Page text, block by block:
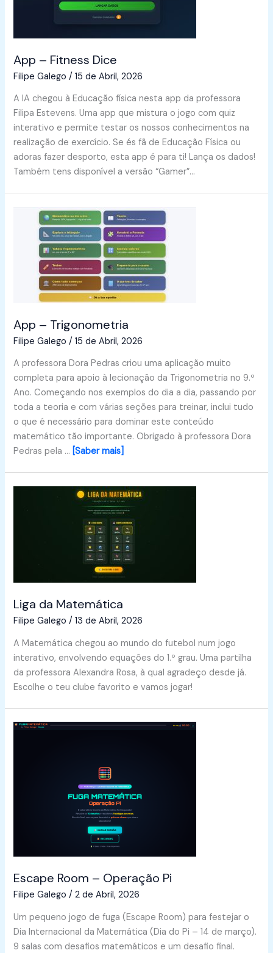
App – Fitness Dice
Filipe Galego/15 de Abril, 2026
A IA chegou à Educação física nesta app da professora
Filipa Estevens. Uma app que mistura o jogo com quiz
interativo e permite testar os nossos conhecimentos na
realização de exercício. Se és fã de Educação Física ou
adoras fazer desporto, esta app é para ti! Lança os dados!
Também tens disponível a versão “Gamer”…
App – Trigonometria
Filipe Galego/15 de Abril, 2026
A professora Dora Pedras criou uma aplicação muito
completa para apoio à lecionação da Trigonometria no 9.º
Ano. Começando nos exemplos do dia a dia, passando por
toda a teoria e com várias seções para treinar, inclui tudo
o que é necessário para dominar este conteúdo
matemático tão importante. Obrigado à professora Dora
Pedras pela … [Saber mais]
Liga da Matemática
Filipe Galego/13 de Abril, 2026
A Matemática chegou ao mundo do futebol num jogo
interativo, envolvendo equações do 1.º grau. Uma partilha
da professora Alexandra Rosa, à qual agradeço desde já.
Escolhe o teu clube favorito e vamos jogar!
Escape Room – Operação Pi
Filipe Galego/2 de Abril, 2026
Um pequeno jogo de fuga (Escape Room) para festejar o
Dia Internacional da Matemática (Dia do Pi – 14 de março).
9 salas com desafios matemáticos e um desafio final.